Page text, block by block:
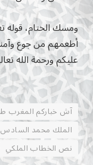
ومسك الختام، قوله
أطعمهم من جوع
عليكم ورحمة الله
آش خباركم المغرب
الملك محمد السادس
نص الخطاب الملكي